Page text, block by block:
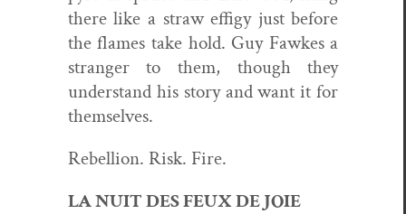
there like a straw effi­gy just before
the flames take hold. Guy Fawkes a
stranger to them, though they
under­stand his sto­ry and want it for
themselves.
Rebel­lion. Risk. Fire.
LA NUIT DES FEUX DE JOIE